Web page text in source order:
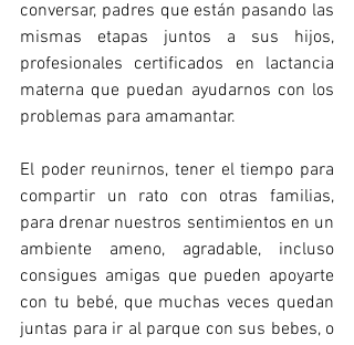
conversar, padres que están pasando las
mismas etapas juntos a sus hijos,
profesionales certificados en lactancia
materna que puedan ayudarnos con los
problemas para amamantar.
El poder reunirnos, tener el tiempo para
compartir un rato con otras familias,
para drenar nuestros sentimientos en un
ambiente ameno, agradable, incluso
consigues amigas que pueden apoyarte
con tu bebé, que muchas veces quedan
juntas para ir al parque con sus bebes, o